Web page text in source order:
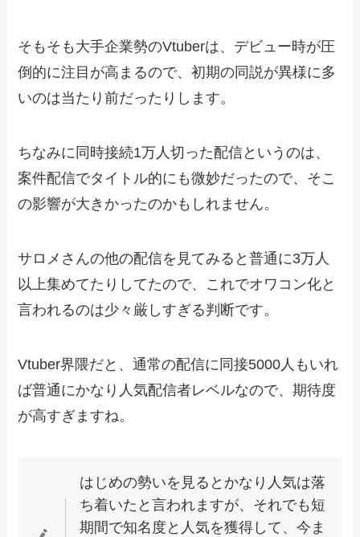
そもそも大手企業勢のVtuberは、デビュー時が圧
倒的に注目が高まるので、初期の同説が異様に多
いのは当たり前だったりします。
ちなみに同時接続1万人切った配信というのは、
案件配信でタイトル的にも微妙だったので、そこ
の影響が大きかったのかもしれません。
サロメさんの他の配信を見てみると普通に3万人
以上集めてたりしてたので、これでオワコン化と
言われるのは少々厳しすぎる判断です。
Vtuber界隈だと、通常の配信に同接5000人もいれ
ば普通にかなり人気配信者レベルなので、期待度
が高すぎますね。
はじめの勢いを見るとかなり人気は落
ち着いたと言われますが、それでも短
期間で知名度と人気を獲得して、今ま